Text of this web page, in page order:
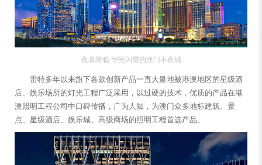
夜幕降临 华光闪耀的澳门不夜城
雷特多年以来旗下各款创新产品一直大量地被港澳地区的星级酒
店、娱乐场所的灯光工程广泛采用，以过硬的技术，优质的产品在港
澳照明工程公司中口碑传播，广为人知，为澳门众多地标建筑、景
点、星级酒店、娱乐城、高级商场的照明工程首选产品。